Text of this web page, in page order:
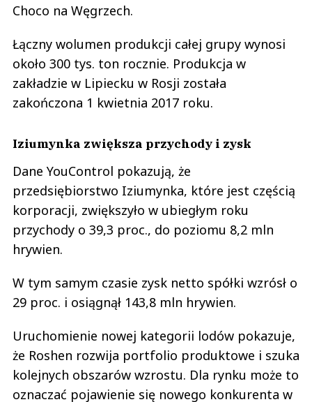
Choco na Węgrzech.
Łączny wolumen produkcji całej grupy wynosi
około 300 tys. ton rocznie. Produkcja w
zakładzie w Lipiecku w Rosji została
zakończona 1 kwietnia 2017 roku.
Iziumynka zwiększa przychody i zysk
Dane YouControl pokazują, że
przedsiębiorstwo Iziumynka, które jest częścią
korporacji, zwiększyło w ubiegłym roku
przychody o 39,3 proc., do poziomu 8,2 mln
hrywien.
W tym samym czasie zysk netto spółki wzrósł o
29 proc. i osiągnął 143,8 mln hrywien.
Uruchomienie nowej kategorii lodów pokazuje,
że Roshen rozwija portfolio produktowe i szuka
kolejnych obszarów wzrostu. Dla rynku może to
oznaczać pojawienie się nowego konkurenta w